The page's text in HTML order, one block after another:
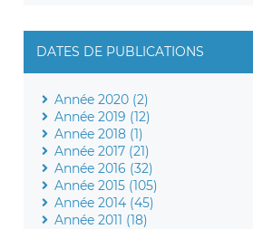
DATES DE PUBLICATIONS
Année 2020 (2)
Année 2019 (12)
Année 2018 (1)
Année 2017 (21)
Année 2016 (32)
Année 2015 (105)
Année 2014 (45)
Année 2011 (18)